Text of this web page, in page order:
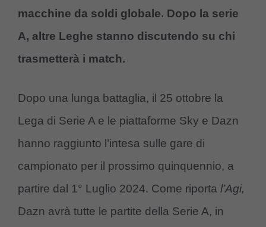
macchine da soldi globale. Dopo la serie
A, altre Leghe stanno discutendo su chi
trasmetterà i match.
Dopo una lunga battaglia, il 25 ottobre la
Lega di Serie A e le piattaforme Sky e Dazn
hanno raggiunto l’intesa sulle gare di
campionato per il prossimo quinquennio, a
partire dal 1° Luglio 2024. Come riporta l’Agi,
Dazn avrà tutte le partite della Serie A, in